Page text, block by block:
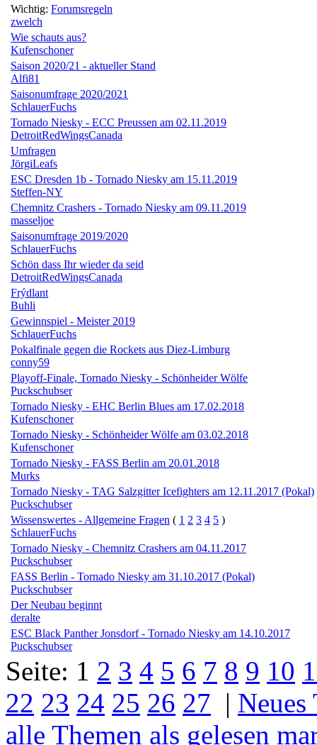
Wichtig: Forumsregeln
zwelch
Wie schauts aus?
Kufenschoner
Saison 2020/21 - aktueller Stand
Alfi81
Saisonumfrage 2020/2021
SchlauerFuchs
Tornado Niesky - ECC Preussen am 02.11.2019
DetroitRedWingsCanada
Umfragen
JörgiLeafs
ESC Dresden 1b - Tornado Niesky am 15.11.2019
Steffen-NY
Chemnitz Crashers - Tornado Niesky am 09.11.2019
masseljoe
Saisonumfrage 2019/2020
SchlauerFuchs
Schön dass Ihr wieder da seid
DetroitRedWingsCanada
Frýdlant
Buhli
Gewinnspiel - Meister 2019
SchlauerFuchs
Pokalfinale gegen die Rockets aus Diez-Limburg
conny59
Playoff-Finale, Tornado Niesky - Schönheider Wölfe
Puckschubser
Tornado Niesky - EHC Berlin Blues am 17.02.2018
Kufenschoner
Tornado Niesky - Schönheider Wölfe am 03.02.2018
Kufenschoner
Tornado Niesky - FASS Berlin am 20.01.2018
Murks
Tornado Niesky - TAG Salzgitter Icefighters am 12.11.2017 (Pokal)
Puckschubser
Wissenswertes - Allgemeine Fragen ( 1 2 3 4 5 )
SchlauerFuchs
Tornado Niesky - Chemnitz Crashers am 04.11.2017
Puckschubser
FASS Berlin - Tornado Niesky am 31.10.2017 (Pokal)
Puckschubser
Der Neubau beginnt
deralte
ESC Black Panther Jonsdorf - Tornado Niesky am 14.10.2017
Puckschubser
Seite: 1 2 3 4 5 6 7 8 9 10
22 23 24 25 26 27 | Neues
alle Themen als gelesen